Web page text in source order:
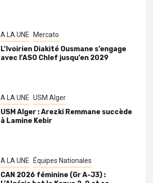
A LA UNE Mercato
L’Ivoirien Diakité Ousmane s’engage
avec l’ASO Chlef jusqu’en 2029
A LA UNE USM Alger
USM Alger : Arezki Remmane succède
à Lamine Kebir
A LA UNE Équipes Nationales
CAN 2026 féminine (Gr A-J3) :